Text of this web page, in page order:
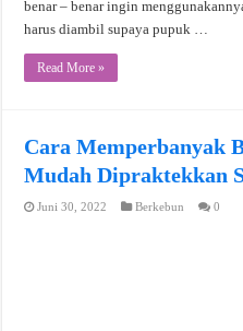
benar – benar ingin
harus diambil supaya pupuk …
Read More »
Cara Memperbanyak
Mudah Dipraktekkan
Juni 30, 2022 Berkebun 0